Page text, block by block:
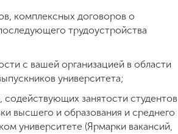
комплексных договоров о
трудоустройства
с вашей организацией в области
университета;
занятости студентов
высшего и образования и среднего
университете (Ярмарки вакансий,